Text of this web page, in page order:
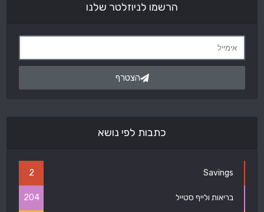
הרשמו לניוזלטר שלנו
הצטרף
כתבות לפי נושא
Savings
2
בריאות ולייף סטייל 204